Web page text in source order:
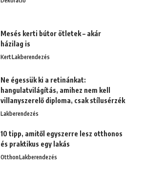
Mesés kerti bútor ötletek – akár
házilag is
KertLakberendezés
Ne égessük ki a retinánkat:
hangulatvilágítás, amihez nem kell
villanyszerelő diploma, csak stílusérzék
Lakberendezés
10 tipp, amitől egyszerre lesz otthonos
és praktikus egy lakás
OtthonLakberendezés